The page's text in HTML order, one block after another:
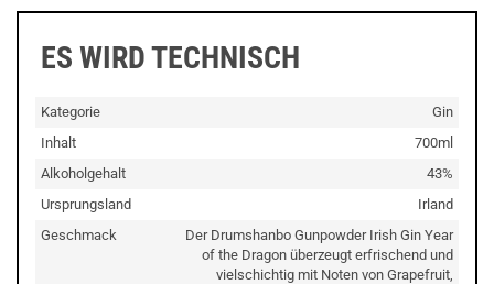
ES WIRD TECHNISCH
Kategorie
Gin
Inhalt
700ml
Alkoholgehalt
43%
Ursprungsland
Irland
Geschmack
Der Drumshanbo Gunpowder Irish Gin Year
of the Dragon überzeugt erfrischend und
vielschichtig mit Noten von Grapefruit,